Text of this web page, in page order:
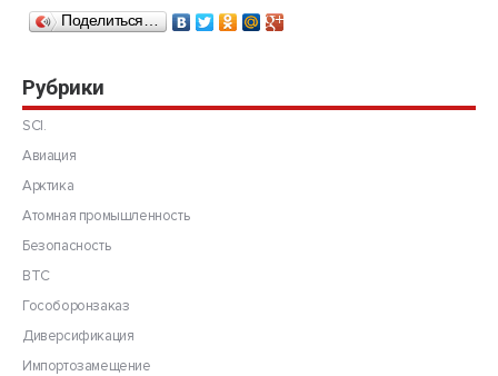
Поделиться…
Рубрики
SCI.
Авиация
Арктика
Атомная промышленность
Безопасность
ВТС
Гособоронзаказ
Диверсификация
Импортозамещение